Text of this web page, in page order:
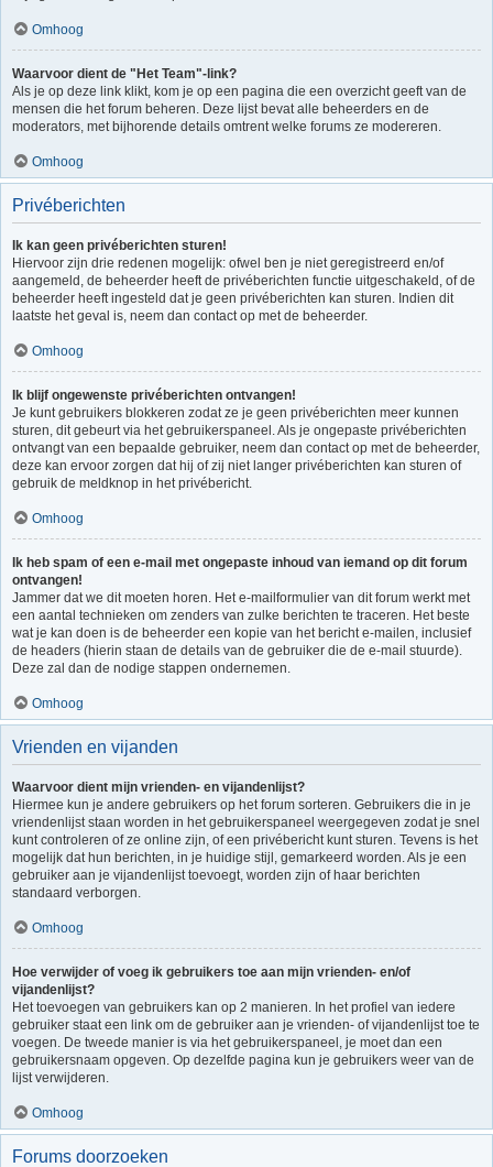
Omhoog
Waarvoor dient de "Het Team"-link?
Als je op deze link klikt, kom je op een pagina die een overzicht geeft van de
mensen die het forum beheren. Deze lijst bevat alle beheerders en de
moderators, met bijhorende details omtrent welke forums ze modereren.
Omhoog
Privéberichten
Ik kan geen privéberichten sturen!
Hiervoor zijn drie redenen mogelijk: ofwel ben je niet geregistreerd en/of
aangemeld, de beheerder heeft de privéberichten functie uitgeschakeld, of de
beheerder heeft ingesteld dat je geen privéberichten kan sturen. Indien dit
laatste het geval is, neem dan contact op met de beheerder.
Omhoog
Ik blijf ongewenste privéberichten ontvangen!
Je kunt gebruikers blokkeren zodat ze je geen privéberichten meer kunnen
sturen, dit gebeurt via het gebruikerspaneel. Als je ongepaste privéberichten
ontvangt van een bepaalde gebruiker, neem dan contact op met de beheerder,
deze kan ervoor zorgen dat hij of zij niet langer privéberichten kan sturen of
gebruik de meldknop in het privébericht.
Omhoog
Ik heb spam of een e-mail met ongepaste inhoud van iemand op dit forum
ontvangen!
Jammer dat we dit moeten horen. Het e-mailformulier van dit forum werkt met
een aantal technieken om zenders van zulke berichten te traceren. Het beste
wat je kan doen is de beheerder een kopie van het bericht e-mailen, inclusief
de headers (hierin staan de details van de gebruiker die de e-mail stuurde).
Deze zal dan de nodige stappen ondernemen.
Omhoog
Vrienden en vijanden
Waarvoor dient mijn vrienden- en vijandenlijst?
Hiermee kun je andere gebruikers op het forum sorteren. Gebruikers die in je
vriendenlijst staan worden in het gebruikerspaneel weergegeven zodat je snel
kunt controleren of ze online zijn, of een privébericht kunt sturen. Tevens is het
mogelijk dat hun berichten, in je huidige stijl, gemarkeerd worden. Als je een
gebruiker aan je vijandenlijst toevoegt, worden zijn of haar berichten
standaard verborgen.
Omhoog
Hoe verwijder of voeg ik gebruikers toe aan mijn vrienden- en/of
vijandenlijst?
Het toevoegen van gebruikers kan op 2 manieren. In het profiel van iedere
gebruiker staat een link om de gebruiker aan je vrienden- of vijandenlijst toe te
voegen. De tweede manier is via het gebruikerspaneel, je moet dan een
gebruikersnaam opgeven. Op dezelfde pagina kun je gebruikers weer van de
lijst verwijderen.
Omhoog
Forums doorzoeken